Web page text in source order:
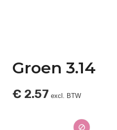
Groen 3.14
€ 2.57 excl. BTW